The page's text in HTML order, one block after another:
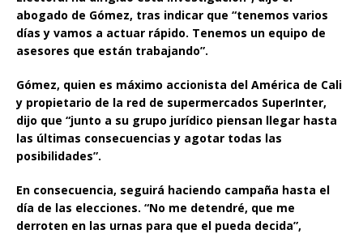
abogado de Gómez, tras indicar que “tenemos varios
días y vamos a actuar rápido. Tenemos un equipo de
asesores que están trabajando”.
Gómez, quien es máximo accionista del América de Cali
y propietario de la red de supermercados SuperInter,
dijo que “junto a su grupo jurídico piensan llegar hasta
las últimas consecuencias y agotar todas las
posibilidades”.
En consecuencia, seguirá haciendo campaña hasta el
día de las elecciones. “No me detendré, que me
derroten en las urnas para que el pueda decida”,